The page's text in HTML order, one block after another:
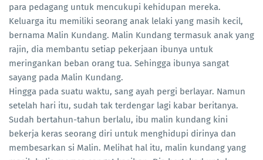
para pedagang untuk mencukupi kehidupan mereka.
Keluarga itu memiliki seorang anak lelaki yang masih kecil,
bernama Malin Kundang. Malin Kundang termasuk anak yang
rajin, dia membantu setiap pekerjaan ibunya untuk
meringankan beban orang tua. Sehingga ibunya sangat
sayang pada Malin Kundang.
Hingga pada suatu waktu, sang ayah pergi berlayar. Namun
setelah hari itu, sudah tak terdengar lagi kabar beritanya.
Sudah bertahun-tahun berlalu, ibu malin kundang kini
bekerja keras seorang diri untuk menghidupi dirinya dan
membesarkan si Malin. Melihat hal itu, malin kundang yang